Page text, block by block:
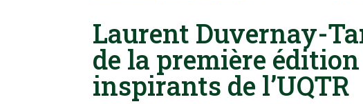
Laurent Duvernay-
de la première
inspirants de l’UQTR